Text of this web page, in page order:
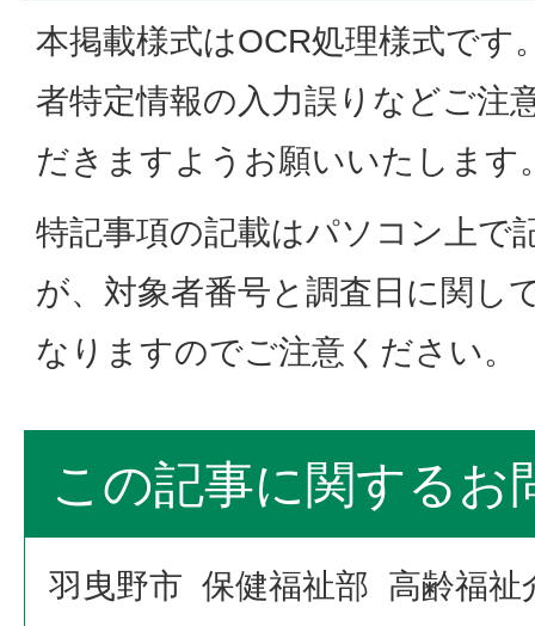
本掲載様式はOCR処理様式です
者特定情報の入力誤りなどご注
だきますようお願いいたします
特記事項の記載はパソコン上で
が、対象者番号と調査日に関し
なりますのでご注意ください。
この記事に関するお
羽曳野市 保健福祉部 高齢福祉